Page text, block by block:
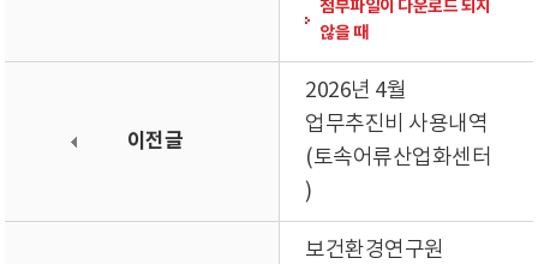
첨부파일이 다운로드 되지
않을 때
이전글
2026년 4월
업무추진비 사용내역
(토속어류산업화센터
)
보건환경연구원